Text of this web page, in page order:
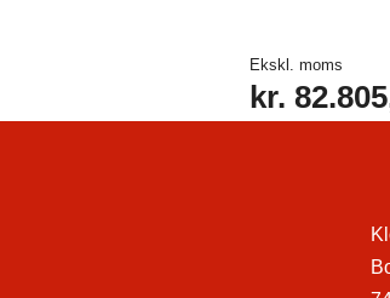
Ekskl. moms
kr.